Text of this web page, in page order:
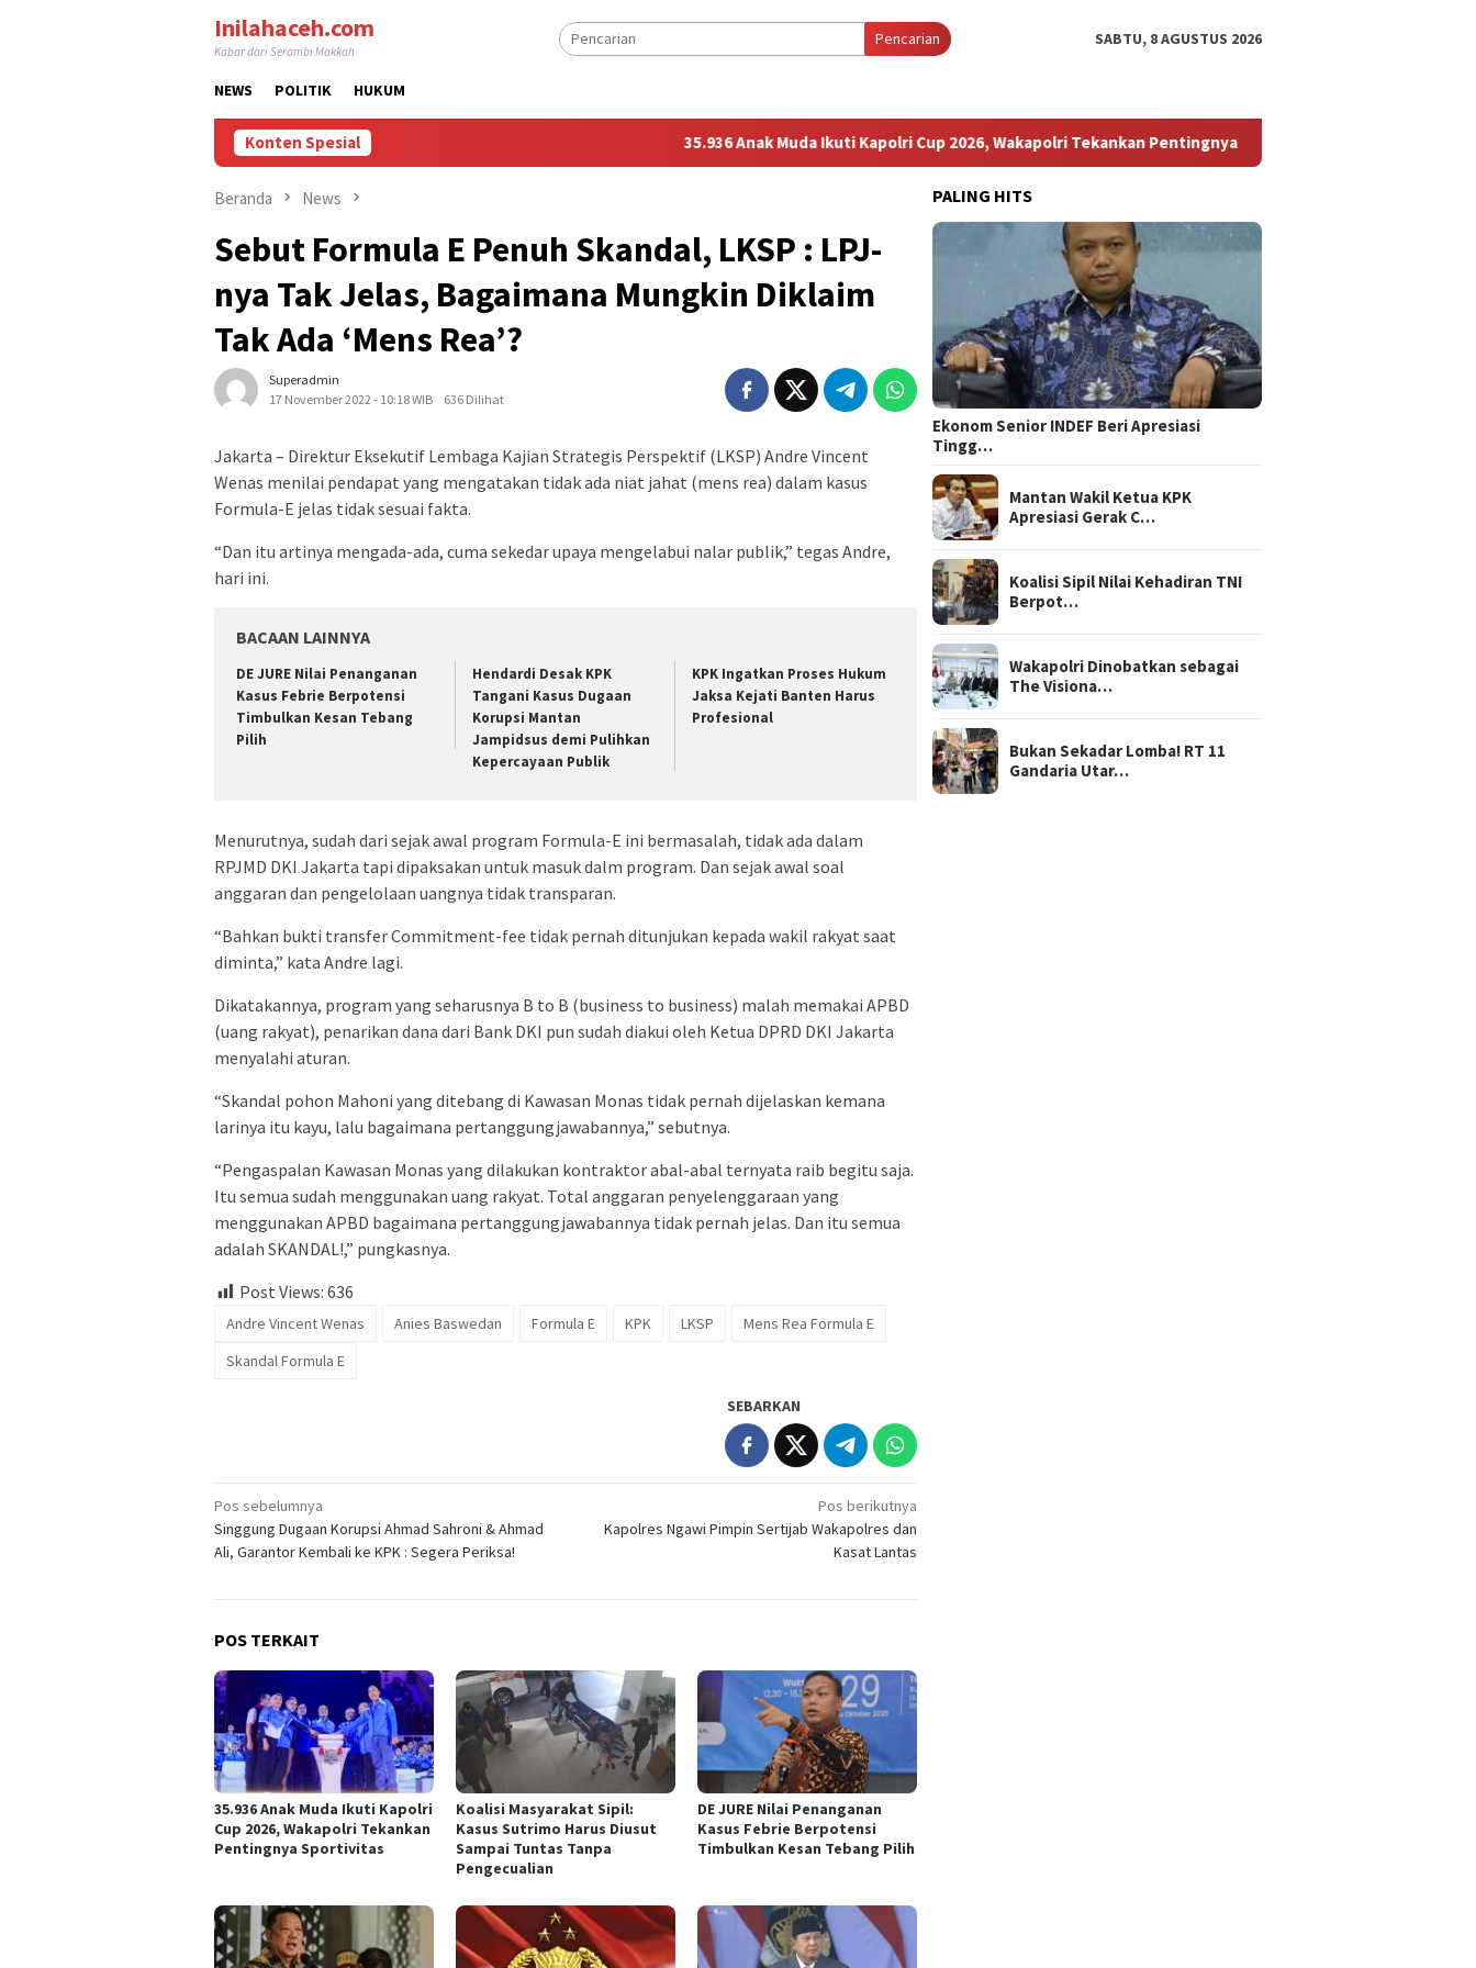
Inilahaceh.com
Kabar dari Serambi Makkah
Pencarian SABTU, 8 AGUSTUS 2026
NEWS POLITIK HUKUM
Konten Spesial 35.936 Anak Muda Ikuti Kapolri Cup 2026, Wakapolri Tekankan Pentingnya Sportivitas
Beranda News
Sebut Formula E Penuh Skandal, LKSP : LPJ-
nya Tak Jelas, Bagaimana Mungkin Diklaim
Tak Ada ‘Mens Rea’?
Superadmin
17 November 2022 - 10:18 WIB
636 Dilihat
Jakarta – Direktur Eksekutif Lembaga Kajian Strategis Perspektif (LKSP) Andre Vincent
Wenas menilai pendapat yang mengatakan tidak ada niat jahat (mens rea) dalam kasus
Formula-E jelas tidak sesuai fakta.
“Dan itu artinya mengada-ada, cuma sekedar upaya mengelabui nalar publik,” tegas Andre,
hari ini.
BACAAN LAINNYA
DE JURE Nilai Penanganan
Kasus Febrie Berpotensi
Timbulkan Kesan Tebang
Pilih
Hendardi Desak KPK
Tangani Kasus Dugaan
Korupsi Mantan
Jampidsus demi Pulihkan
Kepercayaan Publik
KPK Ingatkan Proses Hukum
Jaksa Kejati Banten Harus
Profesional
Menurutnya, sudah dari sejak awal program Formula-E ini bermasalah, tidak ada dalam
RPJMD DKI Jakarta tapi dipaksakan untuk masuk dalm program. Dan sejak awal soal
anggaran dan pengelolaan uangnya tidak transparan.
“Bahkan bukti transfer Commitment-fee tidak pernah ditunjukan kepada wakil rakyat saat
diminta,” kata Andre lagi.
Dikatakannya, program yang seharusnya B to B (business to business) malah memakai APBD
(uang rakyat), penarikan dana dari Bank DKI pun sudah diakui oleh Ketua DPRD DKI Jakarta
menyalahi aturan.
“Skandal pohon Mahoni yang ditebang di Kawasan Monas tidak pernah dijelaskan kemana
larinya itu kayu, lalu bagaimana pertanggungjawabannya,” sebutnya.
“Pengaspalan Kawasan Monas yang dilakukan kontraktor abal-abal ternyata raib begitu saja.
Itu semua sudah menggunakan uang rakyat. Total anggaran penyelenggaraan yang
menggunakan APBD bagaimana pertanggungjawabannya tidak pernah jelas. Dan itu semua
adalah SKANDAL!,” pungkasnya.
Post Views: 636
Andre Vincent Wenas Anies Baswedan Formula E KPK LKSP
Mens Rea Formula E
Skandal Formula E
SEBARKAN
Navigasi
pos
Pos sebelumnya
Singgung Dugaan Korupsi Ahmad Sahroni & Ahmad
Ali, Garantor Kembali ke KPK : Segera Periksa!
Pos berikutnya
Kapolres Ngawi Pimpin Sertijab Wakapolres dan
Kasat Lantas
POS TERKAIT
35.936 Anak Muda Ikuti Kapolri
Cup 2026, Wakapolri Tekankan
Pentingnya Sportivitas
Koalisi Masyarakat Sipil:
Kasus Sutrimo Harus Diusut
Sampai Tuntas Tanpa
Pengecualian
DE JURE Nilai Penanganan
Kasus Febrie Berpotensi
Timbulkan Kesan Tebang Pilih
PALING HITS
Ekonom Senior INDEF Beri Apresiasi
Tingg…
Mantan Wakil Ketua KPK
Apresiasi Gerak C…
Koalisi Sipil Nilai Kehadiran TNI
Berpot…
Wakapolri Dinobatkan sebagai
The Visiona…
Bukan Sekadar Lomba! RT 11
Gandaria Utar…